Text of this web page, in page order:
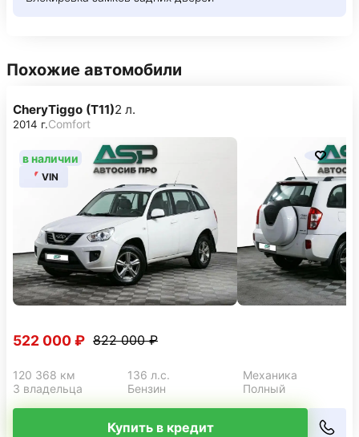
Похожие автомобили
в наличии
VIN
CheryTiggo (T11)2 л.
2014 г.Comfort
522 000 ₽ 822 000 ₽
120 368 км 136 л.с.
Механика
3 владельца
Бензин Полный
Купить в кредит